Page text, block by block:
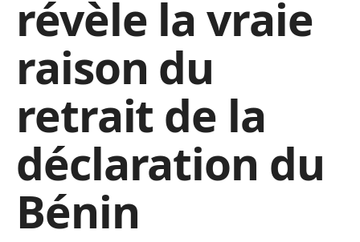
révèle la vraie
raison du
retrait de la
déclaration du
Bénin